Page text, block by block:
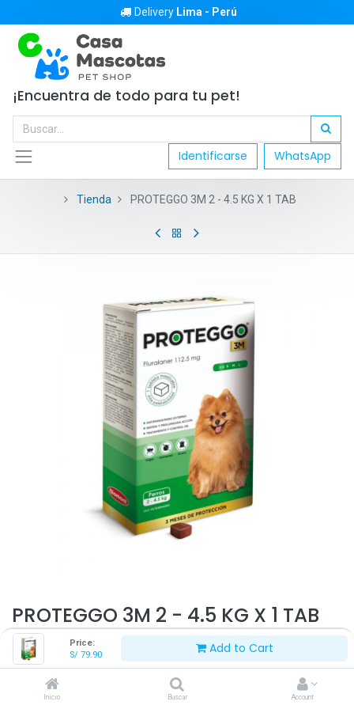
Price:
S/ 79.90 Add to Cart
Inicio Buscar Account
Delivery Lima - Perú
¡Encuentra de todo para tu pet!
Identificarse WhatsApp
Tienda PROTEGGO 3M 2 - 4.5 KG X 1 TAB
PROTEGGO 3M 2 - 4.5 KG X 1 TAB
S/79.90